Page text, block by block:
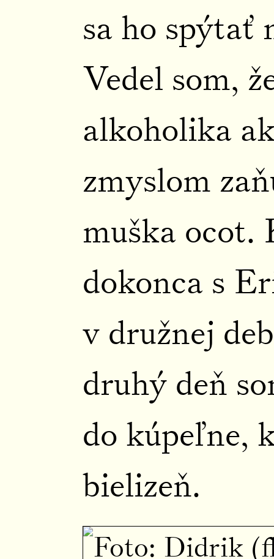
sa ho spýtať
Vedel som,
alkoholika
zmyslom
muška ocot.
dokonca s
v družnej
druhý deň
do kúpeľne,
bielizeň.